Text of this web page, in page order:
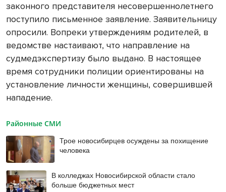
законного представителя несовершеннолетнего
поступило письменное заявление. Заявительницу
опросили. Вопреки утверждениям родителей, в
ведомстве настаивают, что направление на
судмедэкспертизу было выдано. В настоящее
время сотрудники полиции ориентированы на
установление личности женщины, совершившей
нападение.
Районные СМИ
Трое новосибирцев осуждены за похищение
человека
В колледжах Новосибирской области стало
больше бюджетных мест